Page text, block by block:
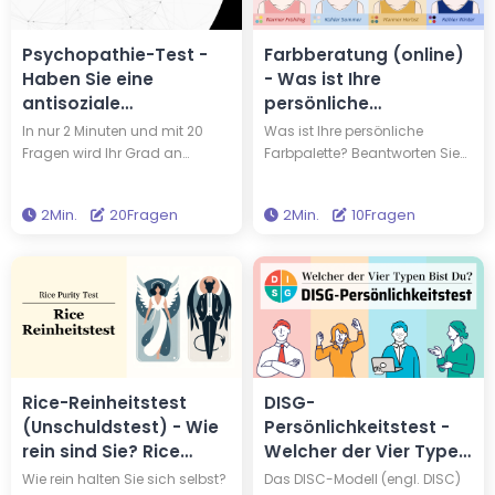
indem Sie diesen kostenlosen
Test machen.
bereichernder zu gestalten.
Psychopathie-Test -
Haben Sie eine
antisoziale
Persönlichkeit?
In nur 2 Minuten und mit 20
Fragen wird Ihr Grad an
tiefgründige Psychopathie-
über Psychopathie basiert, ist
erschreckend genau. Ist es
möglich, dass Sie ein
Psychopath sind?
2Min. 20Fragen
Farbberatung (online)
- Was ist Ihre
persönliche
Farbpalette?
Was ist Ihre persönliche
Farbpalette? Beantworten Sie
entdecken Ihre saisonale
Farben kennen, die Ihnen von
Natur aus gut stehen, können
Sie Ihre Garderobenauswahl
optimieren.
2Min. 10Fragen
Rice-Reinheitstest
(Unschuldstest) - Wie
rein sind Sie? Rice
Purity Test
Wie rein halten Sie sich selbst?
DISG-
Persönlichkeitstest -
Welcher der Vier Typen
Bist Du?
Das DISC-Modell (engl. DISC)